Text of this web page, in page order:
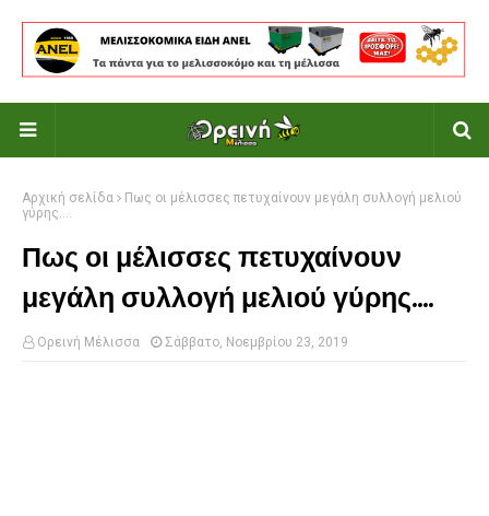
Αρχική σελίδα
Πως οι μέλισσες πετυχαίνουν μεγάλη συλλογή μελιού
γύρης....
Πως οι μέλισσες πετυχαίνουν
μεγάλη συλλογή μελιού γύρης....
Ορεινή Μέλισσα Σάββατο, Νοεμβρίου 23, 2019